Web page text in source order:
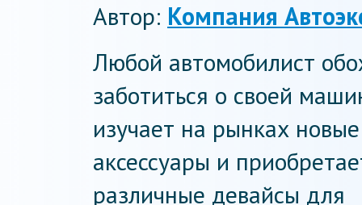
Автор: Компания
Любой автомобилист
заботиться о своей
изучает на рынках новые
аксессуары и
различные девайсы для